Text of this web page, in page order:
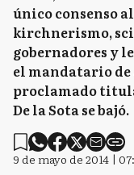
único consenso
kirchnerismo,
gobernadores y
el mandatario de
proclamado
De la Sota se bajó.
9 de mayo de 2014 |